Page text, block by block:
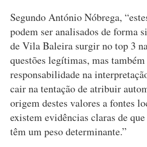
Segundo António Nóbrega,
podem ser analisados de forma
de Vila Baleira surgir no top 3
questões legítimas, mas
responsabilidade na
cair na tentação de atribuir
origem destes valores a fontes
existem evidências claras de
têm um peso determinante.”